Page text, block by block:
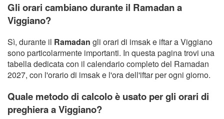
Gli orari cambiano durante il Ramadan a
Viggiano?
Sì, durante il Ramadan gli orari di imsak e iftar a Viggiano
sono particolarmente importanti. In questa pagina trovi una
tabella dedicata con il calendario completo del Ramadan
2027, con l'orario di imsak e l'ora dell'iftar per ogni giorno.
Quale metodo di calcolo è usato per gli orari di
preghiera a Viggiano?